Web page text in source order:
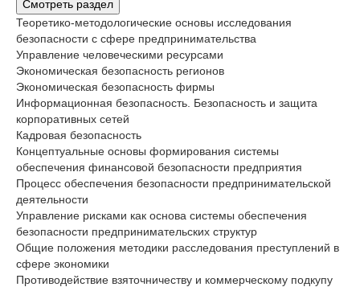
Смотреть раздел
Теоретико-методологические основы исследования
безопасности с сфере предпринимательства
Управление человеческими ресурсами
Экономическая безопасность регионов
Экономическая безопасность фирмы
Информационная безопасность. Безопасность и защита
корпоративных сетей
Кадровая безопасность
Концептуальные основы формирования системы
обеспечения финансовой безопасности предприятия
Процесс обеспечения безопасности предпринимательской
деятельности
Управление рисками как основа системы обеспечения
безопасности предпринимательских структур
Общие положения методики расследования преступлений в
сфере экономики
Противодействие взяточничеству и коммерческому подкупу